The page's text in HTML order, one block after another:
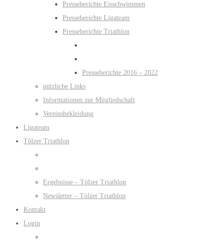
Presseberichte Eisschwimmen
Presseberichte Ligateam
Presseberichte Triathlon
Presseberichte 2016 – 2022
nützliche Links
Informationen zur Mitgliedschaft
Vereinsbekleidung
Ligateam
Tölzer Triathlon
Ergebnisse – Tölzer Triathlon
Newsletter – Tölzer Triathlon
Kontakt
Login